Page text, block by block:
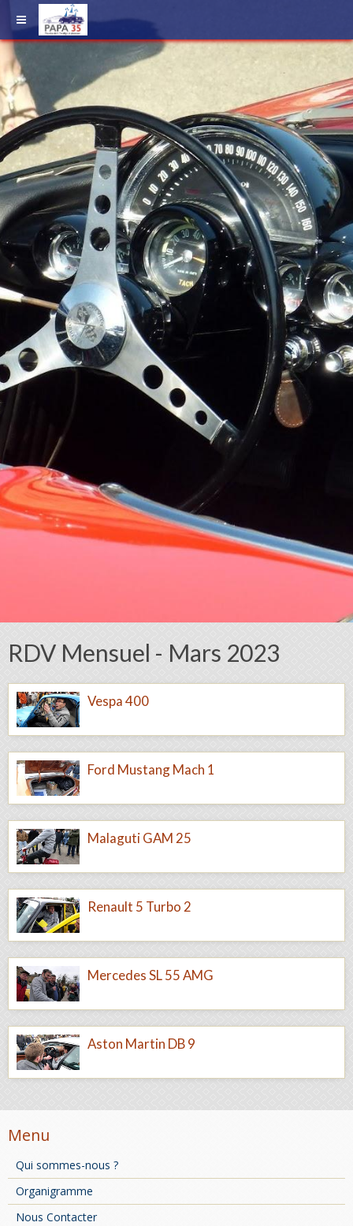
RDV Mensuel - Mars 2023
Vespa 400
Ford Mustang Mach 1
Malaguti GAM 25
Renault 5 Turbo 2
Mercedes SL 55 AMG
Aston Martin DB 9
Menu
Qui sommes-nous ?
Organigramme
Nous Contacter